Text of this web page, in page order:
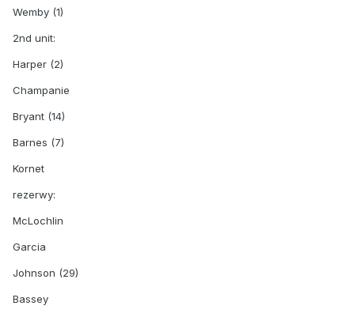
Wemby (1)
2nd unit:
Harper (2)
Champanie
Bryant (14)
Barnes (7)
Kornet
rezerwy:
McLochlin
Garcia
Johnson (29)
Bassey